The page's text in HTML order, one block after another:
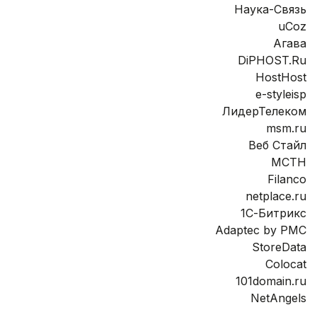
Наука-Связь
uCoz
Агава
DiPHOST.Ru
HostHost
e-styleisp
ЛидерТелеком
msm.ru
Веб Стайл
МСТН
Filanco
netplace.ru
1С-Битрикс
Adaptec by PMC
StoreData
Colocat
101domain.ru
NetAngels